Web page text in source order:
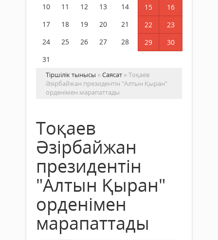
10
11 12 13 14 15
16
17
18 19 20 21 22
23
24
25 26 27 28 29
30
31
Тіршілік тынысы »Саясат » Тоқаев
Әзірбайжан президентін "Алтын Қыран"
орденімен марапаттады
Тоқаев
Әзірбайжан
президентін
"Алтын Қыран"
орденімен
марапаттады